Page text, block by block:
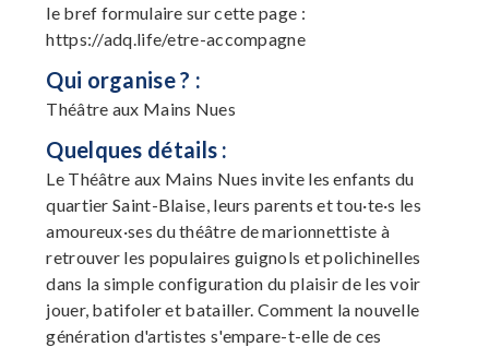
le bref formulaire sur cette page :
https://adq.life/etre-accompagne
Qui organise ? :
Théâtre aux Mains Nues
Quelques détails :
Le Théâtre aux Mains Nues invite les enfants du
quartier Saint-Blaise, leurs parents et tou·te·s les
amoureux·ses du théâtre de marionnettiste à
retrouver les populaires guignols et polichinelles
dans la simple configuration du plaisir de les voir
jouer, batifoler et batailler. Comment la nouvelle
génération d'artistes s'empare-t-elle de ces